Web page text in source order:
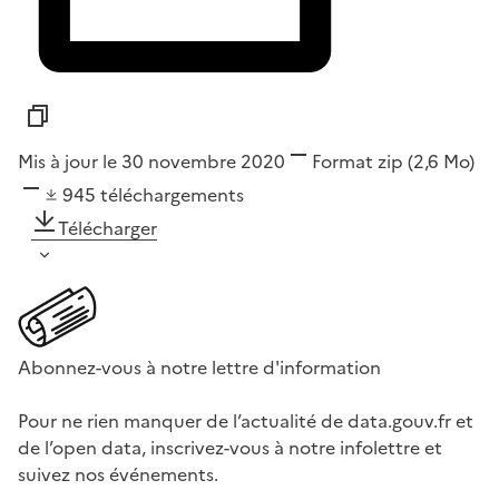
Mis à jour le 30 novembre 2020 Format zip (2,6 Mo)
945 téléchargements
Télécharger
Abonnez-vous à notre lettre d'information
Pour ne rien manquer de l’actualité de data.gouv.fr et
de l’open data, inscrivez-vous à notre infolettre et
suivez nos événements.